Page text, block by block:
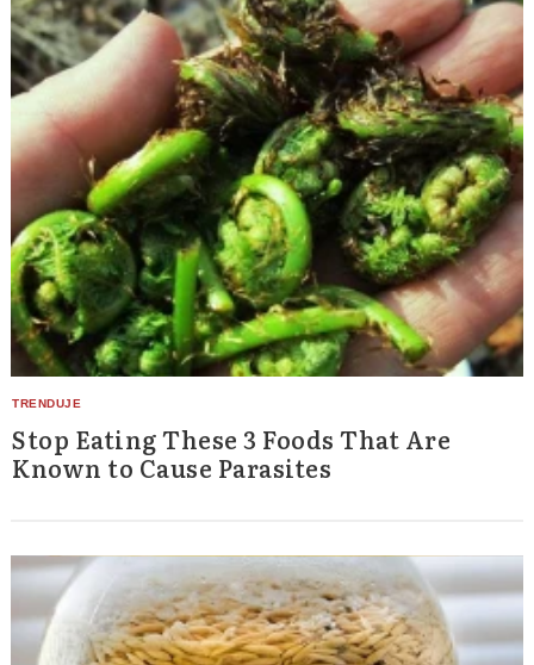
Stop Eating These 3 Foods That Are
Known to Cause Parasites